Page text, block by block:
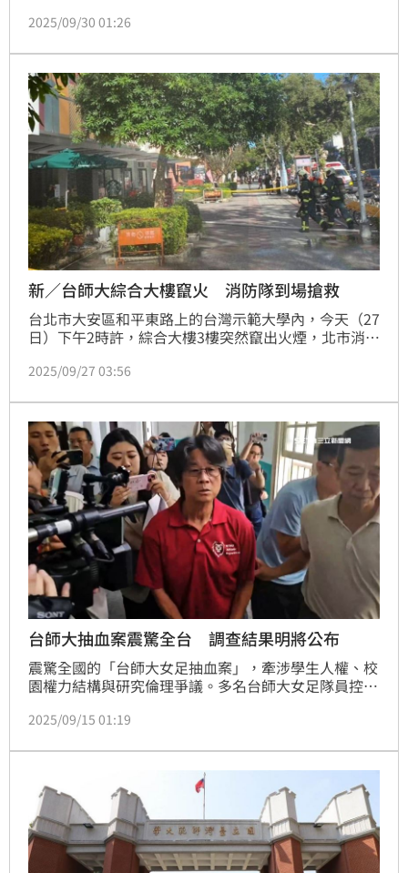
其中資訊安全是全社會韌性很重要的一部分，更小到個
自爆：「像是我手機裡面很多裸照⋯⋯」隨後也笑著補
充：「不是我的，是我的貓！」
2025/09/30 01:26
新／台師大綜合大樓竄火 消防隊到場搶救
台北市大安區和平東路上的台灣示範大學內，今天（27
日）下午2時許，綜合大樓3樓突然竄出火煙，北市消防
電，火勢約半小時後撲滅包括，目前尚未傳出人員受傷
2025/09/27 03:56
台師大抽血案震驚全台 調查結果明將公布
震驚全國的「台師大女足抽血案」，牽涉學生人權、校
園權力結構與研究倫理爭議。多名台師大女足隊員控
為實驗對象，連續14天每天抽血3次，若不配合就以扣
調單位與國科會相繼介入調查。國科會也將於明（16）
日召開記者會，公布調查結果與後續改革措施。《三立
新聞網》為此整理這起事件始末，讓讀者一次看懂。
2025/09/15 01:19